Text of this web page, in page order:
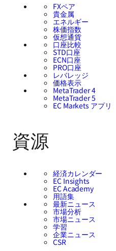
FXペア
貴金属
エネルギー
株価指数
仮想通貨
口座比較
STD口座
ECN口座
PRO口座
レバレッジ
価格表示
MetaTrader 4
MetaTrader 5
EC Markets アプリ
資源
経済カレンダー
EC Insights
EC Academy
用語集
最新ニュース
市場分析
市場ニュース
学習
企業ニュース
CSR